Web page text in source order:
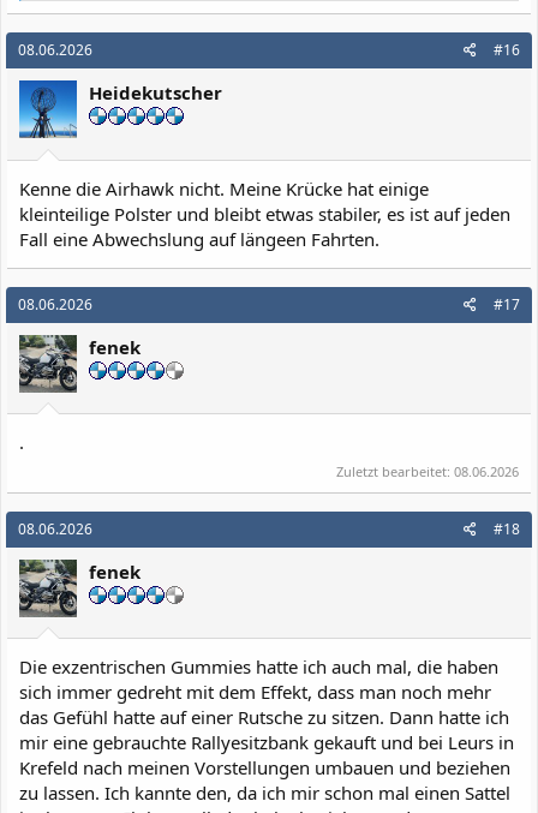
a
k
t
i
o
n
e
n
08.06.2026 #16
Heidekutscher
Kenne die Airhawk nicht. Meine Krücke hat einige
kleinteilige Polster und bleibt etwas stabiler, es ist auf jeden
Fall eine Abwechslung auf längeen Fahrten.
08.06.2026 #17
fenek
.
Zuletzt bearbeitet: 08.06.2026
08.06.2026 #18
fenek
Die exzentrischen Gummies hatte ich auch mal, die haben
sich immer gedreht mit dem Effekt, dass man noch mehr
das Gefühl hatte auf einer Rutsche zu sitzen. Dann hatte ich
mir eine gebrauchte Rallyesitzbank gekauft und bei Leurs in
Krefeld nach meinen Vorstellungen umbauen und beziehen
zu lassen. Ich kannte den, da ich mir schon mal einen Sattel